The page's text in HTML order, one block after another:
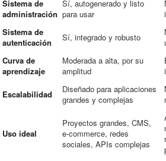
Sistema de
administración
Sí, autogenerado y listo
para usar
Sistema de
autenticación
Sí, integrado y robusto
Curva de
aprendizaje
Moderada a alta, por su
amplitud
Escalabilidad
Diseñado para aplicaciones
grandes y complejas
Uso ideal
Proyectos grandes, CMS,
e-commerce, redes
sociales, APIs complejas